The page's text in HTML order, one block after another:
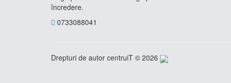
încredere.
0733088041
Drepturi de autor centruiT © 2026